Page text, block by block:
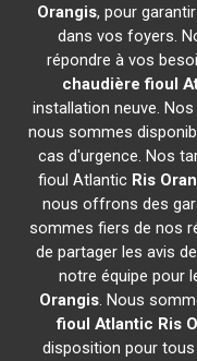
Orangis, pour
dans vos foyers.
répondre à vos
chaudière fioul
installation neuve.
nous sommes
cas d'urgence. Nos
fioul Atlantic Ris
nous offrons des
sommes fiers de nos
de partager les avis
notre équipe pour
Orangis. Nous
fioul Atlantic Ris
disposition pour